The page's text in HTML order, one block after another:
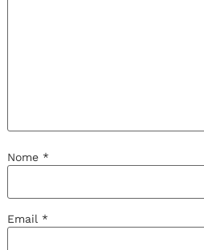
Nome *
Email *